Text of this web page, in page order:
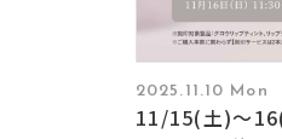
2025.11.10 Mon
11/15(土)〜16(